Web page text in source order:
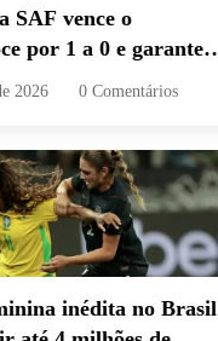
SAF vence o
por 1 a 0 e garante
do
2026 0 Comentários
inédita no Brasil